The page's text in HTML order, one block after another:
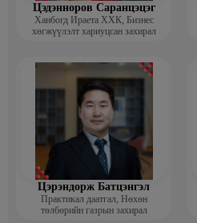
Цэдэнноров Саранцэцэг
Ханбогд Ираета ХХК, Бизнес
хөгжүүлэлт хариуцсан захирал
Цэрэндорж Батцэнгэл
Практикал даатгал, Нөхөн
төлбөрийн газрын захирал